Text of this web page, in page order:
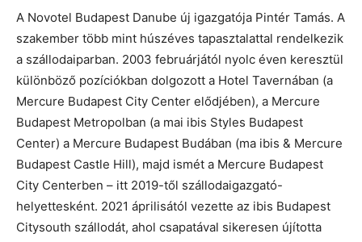
A Novotel Budapest Danube új igazgatója Pintér Tamás. A
szakember több mint húszéves tapasztalattal rendelkezik
a szállodaiparban. 2003 februárjától nyolc éven keresztül
különböző pozíciókban dolgozott a Hotel Tavernában (a
Mercure Budapest City Center elődjében), a Mercure
Budapest Metropolban (a mai ibis Styles Budapest
Center) a Mercure Budapest Budában (ma ibis & Mercure
Budapest Castle Hill), majd ismét a Mercure Budapest
City Centerben – itt 2019-től szállodaigazgató-
helyettesként. 2021 áprilisától vezette az ibis Budapest
Citysouth szállodát, ahol csapatával sikeresen újította